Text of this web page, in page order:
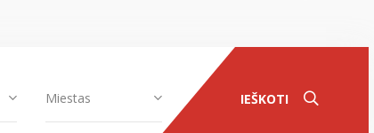
Miestas IEŠKOTI